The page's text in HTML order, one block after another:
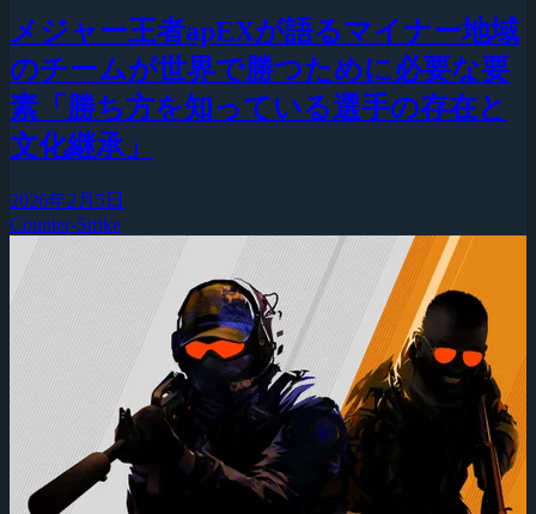
メジャー王者apEXが語るマイナー地域
のチームが世界で勝つために必要な要
素「勝ち方を知っている選手の存在と
文化継承」
2026年2月5日
Counter-Strike